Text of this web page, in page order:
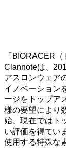
「BIORACER
Clannoteは、
アスロンウェア
イノベーション
ージをトップア
様の要望により
始、現在ではト
い評価を得てい
使用する特殊な